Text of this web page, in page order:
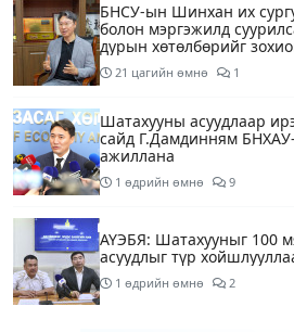
БНСУ-ын Шинхан их
болон мэргэжилд
дурын хөтөлбөрийг
21 цагийн өмнө 1
Шатахууны асуудлаар
сайд Г.Дамдинням
ажиллана
1 өдрийн өмнө 9
АҮЭБЯ: Шатахууныг 100
асуудлыг түр
1 өдрийн өмнө 2